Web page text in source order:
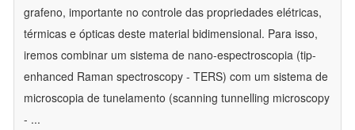
grafeno, importante no controle das propriedades elétricas,
térmicas e ópticas deste material bidimensional. Para isso,
iremos combinar um sistema de nano-espectroscopia (tip-
enhanced Raman spectroscopy - TERS) com um sistema de
microscopia de tunelamento (scanning tunnelling microscopy
- ...